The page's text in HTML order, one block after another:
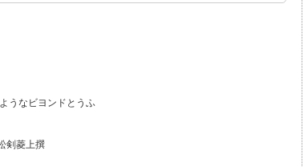
うなビヨンドとうふ
剣菱上撰